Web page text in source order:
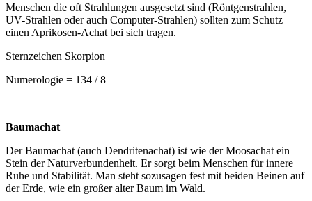
Menschen die oft Strahlungen ausgesetzt sind (Röntgenstrahlen,
UV-Strahlen oder auch Computer-Strahlen) sollten zum Schutz
einen Aprikosen-Achat bei sich tragen.
Sternzeichen Skorpion
Numerologie = 134 / 8
Baumachat
Der Baumachat (auch Dendritenachat) ist wie der Moosachat ein
Stein der Naturverbundenheit. Er sorgt beim Menschen für innere
Ruhe und Stabilität. Man steht sozusagen fest mit beiden Beinen auf
der Erde, wie ein großer alter Baum im Wald.